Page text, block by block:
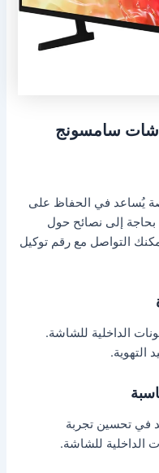
سامسونج
يُساعد في الحفاظ على
إلى نصائح حول
التواصل مع رقم توكيل
الداخلية للشاشة.
في تحسين تجربة
الداخلية للشاشة.